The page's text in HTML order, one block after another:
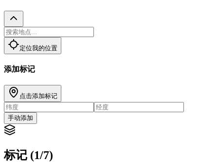
定位我的位置
添加标记
点击添加标记
手动添加
标记 (1/7)